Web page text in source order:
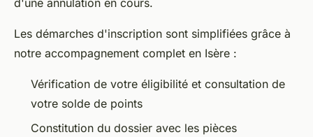
d'une annulation en cours.
Les démarches d'inscription sont simplifiées grâce à
notre accompagnement complet en Isère :
Vérification de votre éligibilité et consultation de
votre solde de points
Constitution du dossier avec les pièces